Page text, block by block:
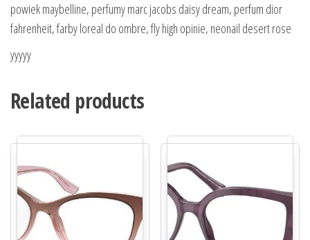
powiek maybelline, perfumy marc jacobs daisy dream, perfum dior
fahrenheit, farby loreal do ombre, fly high opinie, neonail desert rose
yyyyy
Related products